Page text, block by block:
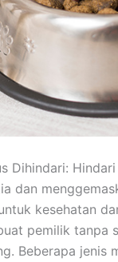
Dihindari:
dan
kesehatan
pemilik tanpa
Beberapa jenis